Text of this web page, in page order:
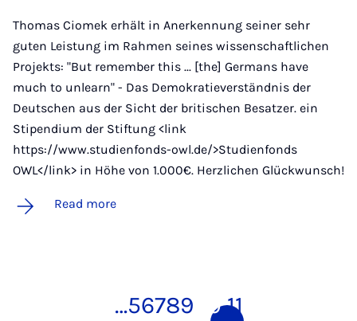
Thomas Ciomek erhält in Anerkennung seiner sehr
guten Leistung im Rahmen seines wissenschaftlichen
Projekts: "But remember this ... [the] Germans have
much to unlearn" - Das Demokratieverständnis der
Deutschen aus der Sicht der britischen Besatzer. ein
Stipendium der Stiftung <link
https://www.studienfonds-owl.de/>Studienfonds
OWL</link> in Höhe von 1.000€. Herzlichen Glückwunsch!
Read more
…56789 1011